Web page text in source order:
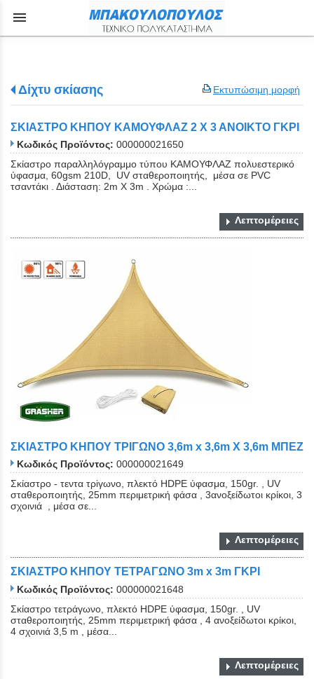
menu
Εκτυπώσιμη μορφή
Δίχτυ σκίασης
ΣΚΙΑΣΤΡΟ ΚΗΠΟΥ ΚΑΜΟΥΦΛΑΖ 2 Χ 3 ΑΝΟΙΚΤΟ ΓΚΡΙ
Κωδικός Προϊόντος: 000000021650
Σκίαστρο παραλληλόγραμμο τύπου ΚΑΜΟΥΦΛΑΖ πολυεστερικό
ύφασμα, 60gsm 210D, UV σταθεροποιητής, μέσα σε PVC
τσαντάκι . Διάσταση: 2m Χ 3m . Χρώμα :...
Λεπτομέρειες
ΣΚΙΑΣΤΡΟ ΚΗΠΟΥ ΤΡΙΓΩΝO 3,6m x 3,6m Χ 3,6m ΜΠΕΖ
Κωδικός Προϊόντος: 000000021649
Σκίαστρο - τεντα τρiγωνο, πλεκτό HDPE ύφασμα, 150gr. , UV
σταθεροποιητής, 25mm περιμετρική φάσα , 3ανοξείδωτοι κρίκοι, 3
σχοινιά , μέσα σε...
Λεπτομέρειες
ΣΚΙΑΣΤΡΟ ΚΗΠΟΥ ΤΕΤΡΑΓΩΝΟ 3m x 3m ΓΚΡΙ
Κωδικός Προϊόντος: 000000021648
Σκίαστρο τετράγωνο, πλεκτό HDPE ύφασμα, 150gr. , UV
σταθεροποιητής, 25mm περιμετρική φάσα , 4 ανοξείδωτοι κρίκοι,
4 σχοινιά 3,5 m , μέσα...
Λεπτομέρειες